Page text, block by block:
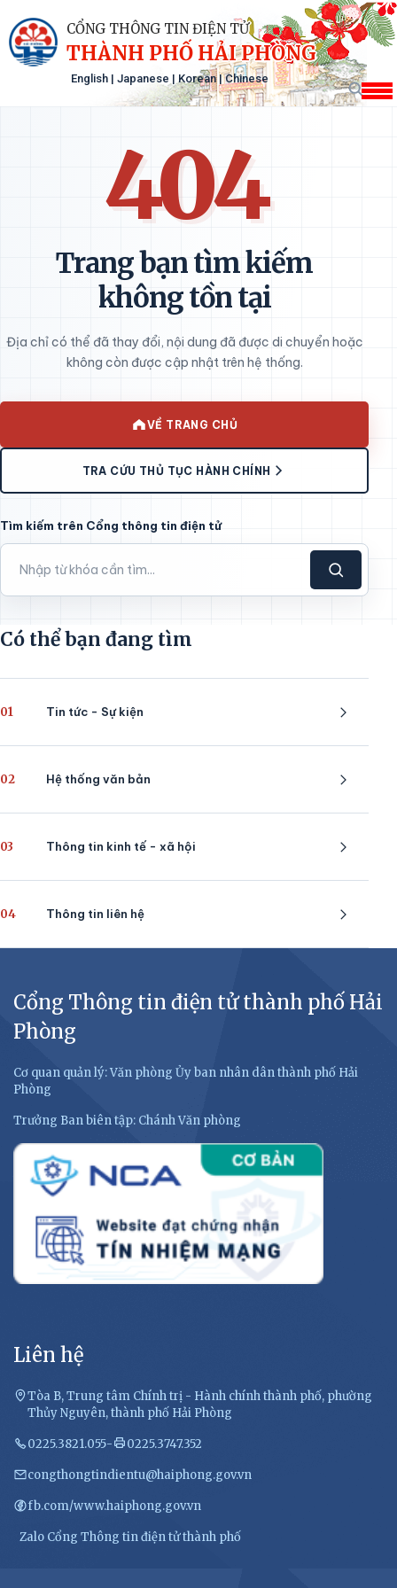
CỔNG THÔNG TIN ĐIỆN TỬ
THÀNH PHỐ HẢI PHÒNG
English | Japanese | Korean|Chinese
404
Trang bạn tìm kiếm
không tồn tại
Địa chỉ có thể đã thay đổi, nội dung đã được di chuyển hoặc
không còn được cập nhật trên hệ thống.
VỀ TRANG CHỦ
TRA CỨU THỦ TỤC HÀNH CHÍNH
Tìm kiếm trên Cổng thông tin điện tử
Có thể bạn đang tìm
01 Tin tức - Sự kiện
02 Hệ thống văn bản
03 Thông tin kinh tế - xã hội
04 Thông tin liên hệ
Cổng Thông tin điện tử thành phố Hải
Phòng
Cơ quan quản lý: Văn phòng Ủy ban nhân dân thành phố Hải
Phòng
Trưởng Ban biên tập: Chánh Văn phòng
Liên hệ
Tòa B, Trung tâm Chính trị - Hành chính thành phố, phường
Thủy Nguyên, thành phố Hải Phòng
0225.3821.055- 0225.3747.352
congthongtindientu@haiphong.gov.vn
fb.com/www.haiphong.gov.vn
Zalo Cổng Thông tin điện tử thành phố